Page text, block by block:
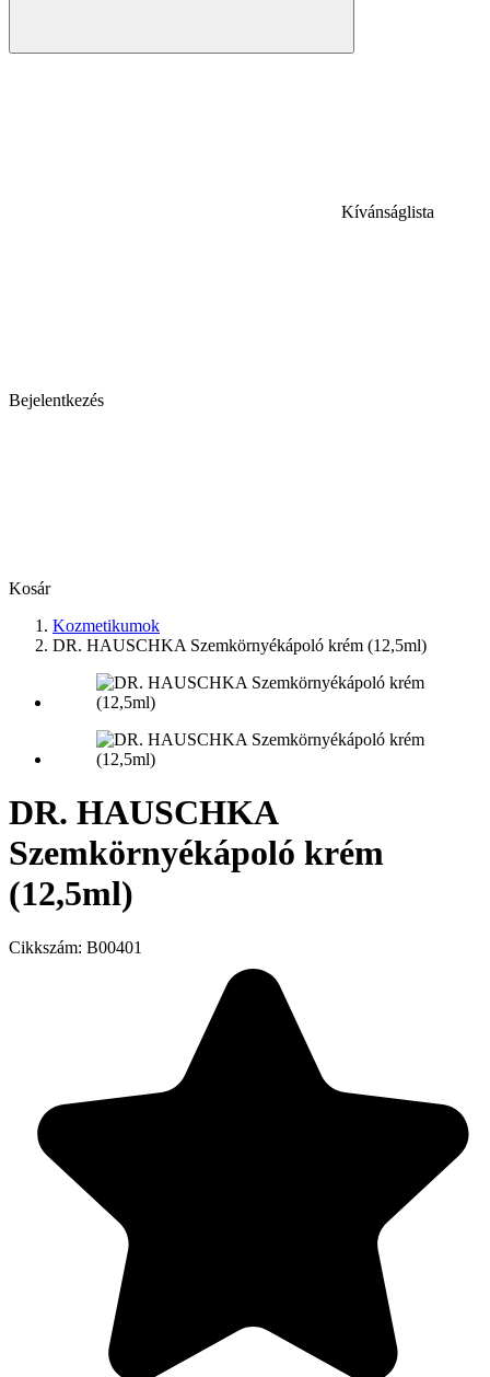
Kívánságlista
Bejelentkezés
Kosár
Kozmetikumok
DR. HAUSCHKA Szemkörnyékápoló krém (12,5ml)
DR. HAUSCHKA
Szemkörnyékápoló krém
(12,5ml)
Cikkszám: B00401